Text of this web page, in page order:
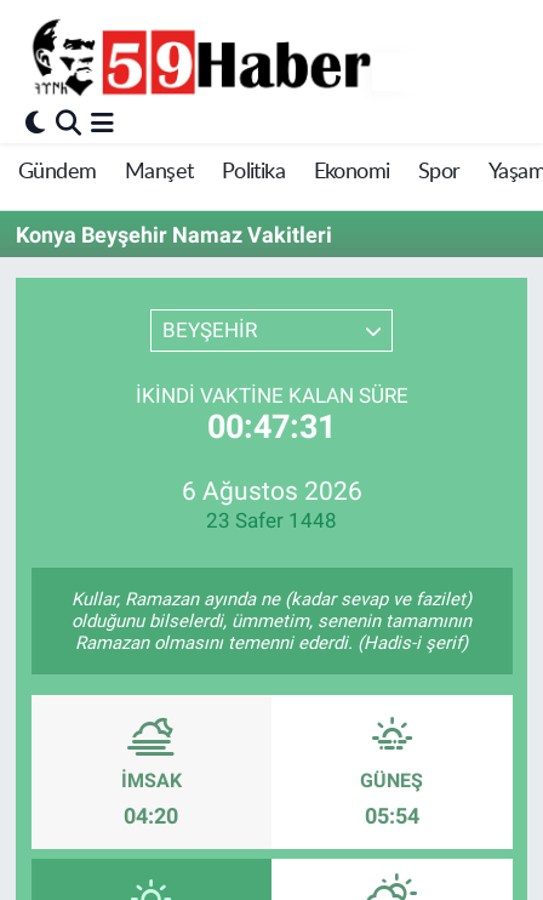
Gündem Manşet Politika Ekonomi Spor
Konya Beyşehir Namaz Vakitleri
BEYŞEHİR
İKINDI VAKTINE KALAN SÜRE
00:47:31
6 Ağustos 2026
23 Safer 1448
Kullar, Ramazan ayında ne (kadar sevap ve fazilet)
olduğunu bilselerdi, ümmetim, senenin tamamının
Ramazan olmasını temenni ederdi. (Hadis-i şerif)
İMSAK
04:20
GÜNEŞ
05:54